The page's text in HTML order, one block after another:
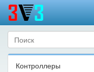
Контроллеры